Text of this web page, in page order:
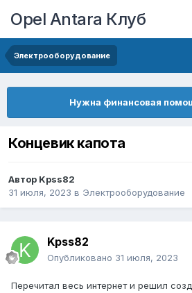
Opel Antara Клуб
Электрооборудование
Нужна финансовая
Концевик капота
Автор Kpss82
31 июля, 2023 в Электрооборудование
Kpss82
Опубликовано 31 июля, 2023
Перечитал весь интернет и решил